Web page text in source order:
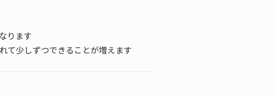
ります
て少しずつできることが増えます